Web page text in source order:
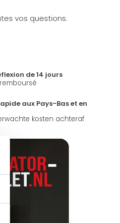
vos questions.
de 14 jours
aux Pays-Bas et en
kosten achteraf